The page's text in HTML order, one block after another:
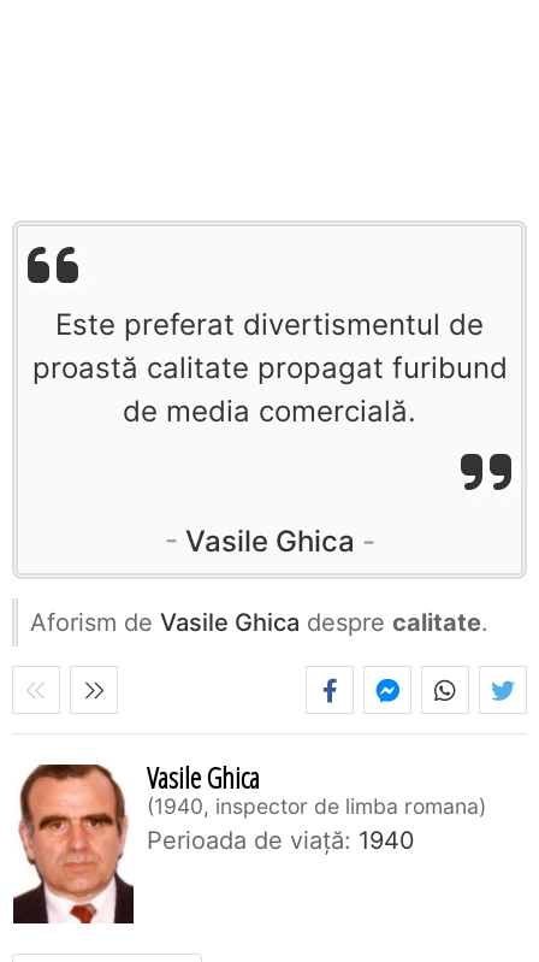
Este preferat divertismentul de
proastă calitate propagat furibund
de media comercială.
Vasile Ghica
Aforism de Vasile Ghica despre calitate.
Vasile Ghica
1940, inspector de limba romana
Perioada de viaţă: 1940